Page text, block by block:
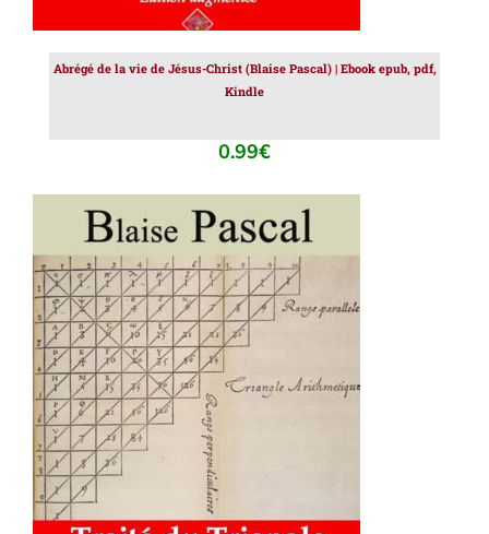
Abrégé de la vie de Jésus-Christ (Blaise Pascal) | Ebook epub, pdf,
Kindle
0.99€
AJOUTER AU PANIER